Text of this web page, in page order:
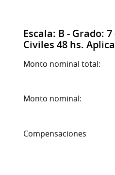
Escala: B - Grado:
Civiles 48 hs. Aplica
Monto nominal total:
Monto nominal:
Compensaciones